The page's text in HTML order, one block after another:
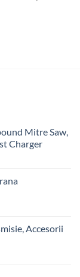
Mitre Saw,
Charger
Accesorii